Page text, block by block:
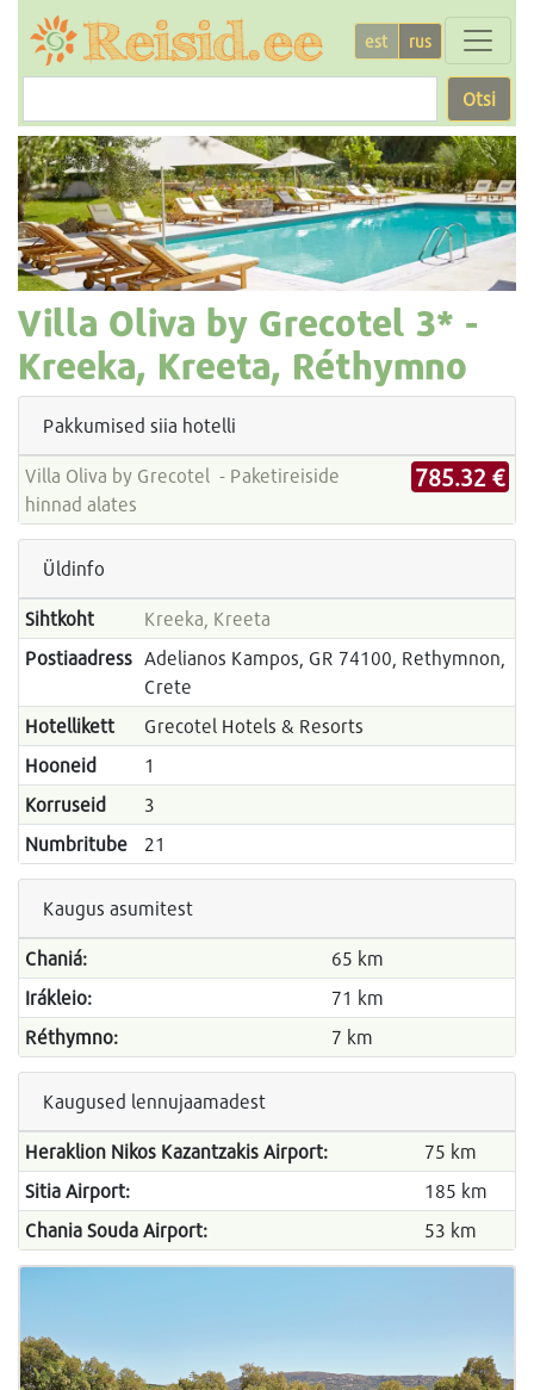
est rus
Otsi
Villa Oliva by Grecotel 3* -
Kreeka, Kreeta, Réthymno
Pakkumised siia hotelli
Villa Oliva by Grecotel - Paketireiside
hinnad alates
785.32 €
Üldinfo
Sihtkoht
Kreeka, Kreeta
Postiaadress Adelianos Kampos, GR 74100, Rethymnon,
Crete
Hotellikett
Grecotel Hotels & Resorts
Hooneid
1
Korruseid
3
Numbritube
21
Kaugus asumitest
Chaniá:
65 km
Irákleio:
71 km
Réthymno:
7 km
Kaugused lennujaamadest
Heraklion Nikos Kazantzakis Airport:
75 km
Sitia Airport:
185 km
Chania Souda Airport:
53 km